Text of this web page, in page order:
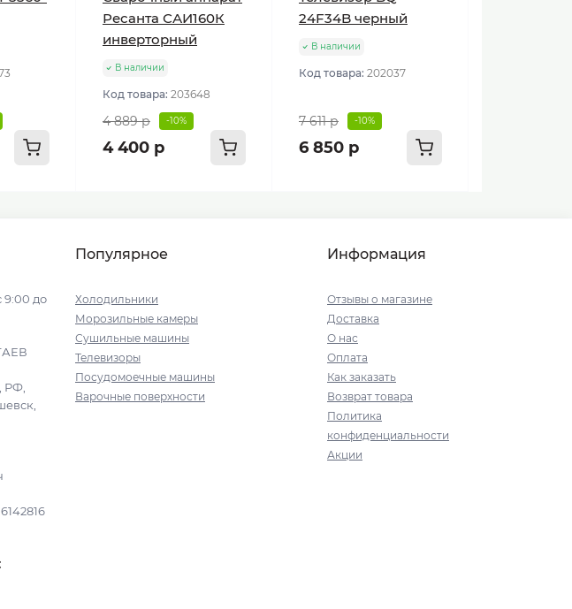
Ресанта САИ160К
инверторный
В наличии
Код товара: 203648
4 889 р -10%
4 400 р
24F34B черный
В наличии
Код товара: 202037
7 611 р -10%
6 850 р
9:00 до
РФ,
Популярное
Холодильники
Морозильные камеры
Сушильные машины
Телевизоры
Посудомоечные машины
Варочные поверхности
Информация
Отзывы о магазине
Доставка
О нас
Оплата
Как заказать
Возврат товара
Политика
конфиденциальности
Акции